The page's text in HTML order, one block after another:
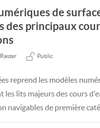
de
des principaux
Raster Public
reprend les modèles
les lits majeurs des cours
navigables de première